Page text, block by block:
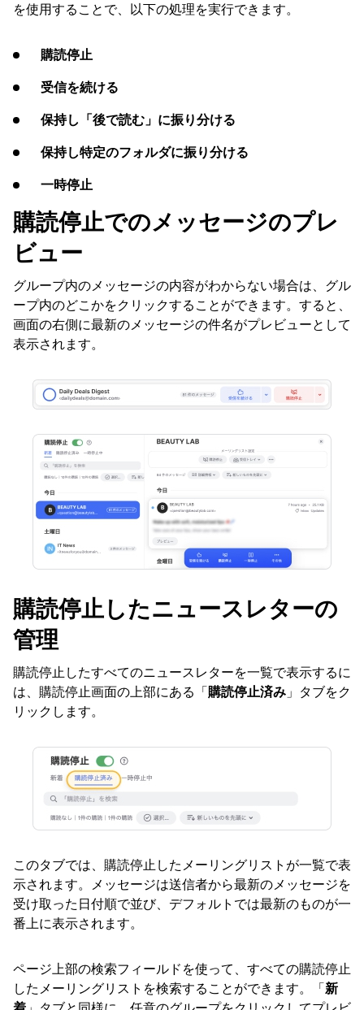
を使用することで、以下の処理を実行できます。
購読停止
受信を続ける
保持し「後で読む」に振り分ける
保持し特定のフォルダに振り分ける
一時停止
購読停止でのメッセージのプレ
ビュー
グループ内のメッセージの内容がわからない場合は、グル
ープ内のどこかをクリックすることができます。すると、
画面の右側に最新のメッセージの件名がプレビューとして
表示されます。
購読停止したニュースレターの
管理
購読停止したすべてのニュースレターを一覧で表示するに
は、購読停止画面の上部にある「購読停止済み 」タブをク
リックします。
このタブでは、購読停止したメーリングリストが一覧で表
示されます。メッセージは送信者から最新のメッセージを
受け取った日付順で並び、デフォルトでは最新のものが一
番上に表示されます。
ページ上部の検索フィールドを使って、すべての購読停止
したメーリングリストを検索することができます。「新